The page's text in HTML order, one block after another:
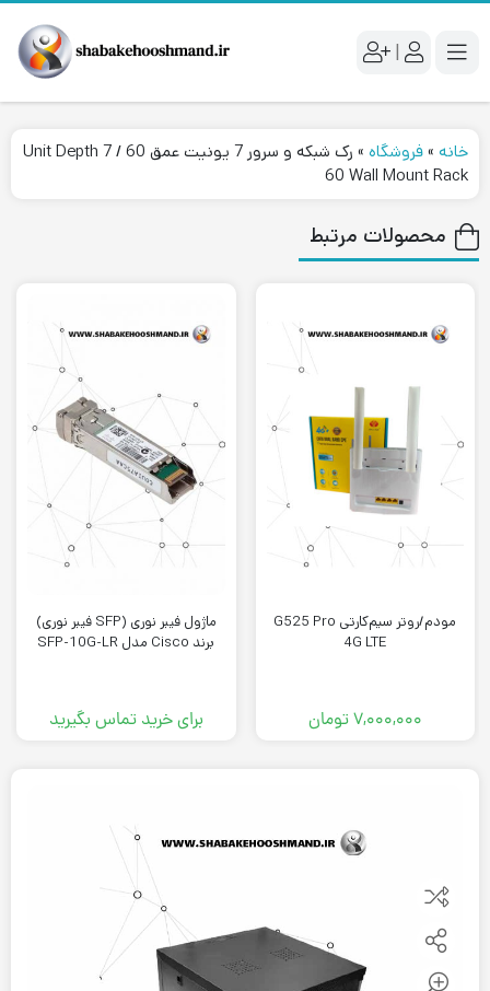
|
خانه »فروشگاه »
رک شبکه و سرور 7 یونیت عمق 60 / 7 Unit Depth
60 Wall Mount Rack
محصولات مرتبط
مودم/روتر سیم‌کارتی G525 Pro
4G LTE
۷,۰۰۰,۰۰۰تومان
ماژول فیبر نوری (SFP فیبر نوری)
برند Cisco مدل SFP-10G-LR
برای خرید تماس بگیرید